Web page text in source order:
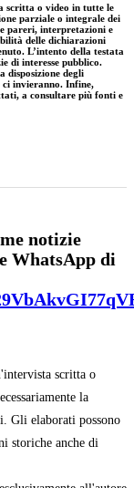
scritta o video in tutte le
parziale o integrale dei
pareri, interpretazioni e
delle dichiarazioni
L’intento della testata
di interesse pubblico.
disposizione degli
ci invieranno. Infine,
a consultare più fonti e
notizie
WhatsApp di
scritta o
la
Gli elaborati possono
storiche anche di